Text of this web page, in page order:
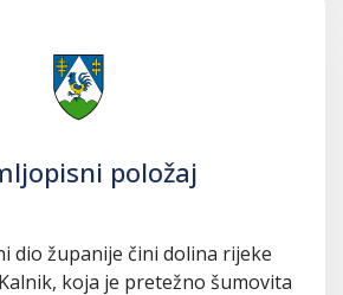
položaj
dio županije čini dolina rijeke
koja je pretežno šumovita